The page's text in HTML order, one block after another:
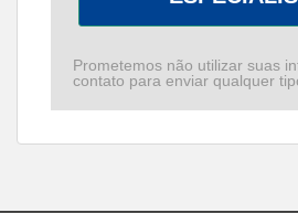
Prometemos não utilizar suas
contato para enviar qualquer